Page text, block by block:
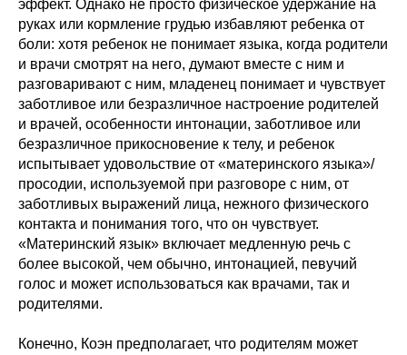
эффект. Однако не просто физическое удержание на
руках или кормление грудью избавляют ребенка от
боли: хотя ребенок не понимает языка, когда родители
и врачи смотрят на него, думают вместе с ним и
разговаривают с ним, младенец понимает и чувствует
заботливое или безразличное настроение родителей
и врачей, особенности интонации, заботливое или
безразличное прикосновение к телу, и ребенок
испытывает удовольствие от «материнского языка»/
просодии, используемой при разговоре с ним, от
заботливых выражений лица, нежного физического
контакта и понимания того, что он чувствует.
«Материнский язык» включает медленную речь с
более высокой, чем обычно, интонацией, певучий
голос и может использоваться как врачами, так и
родителями.
Конечно, Коэн предполагает, что родителям может